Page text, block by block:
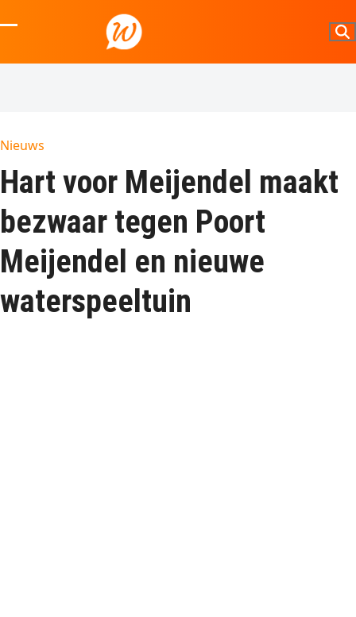
to
mobile
mobile
Nieuws
Hart voor Meijendel maakt
bezwaar tegen Poort
Meijendel en nieuwe
waterspeeltuin